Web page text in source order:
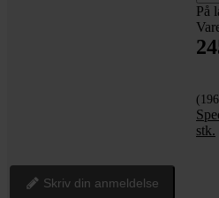
På
stk.
Skriv din anmeldelse